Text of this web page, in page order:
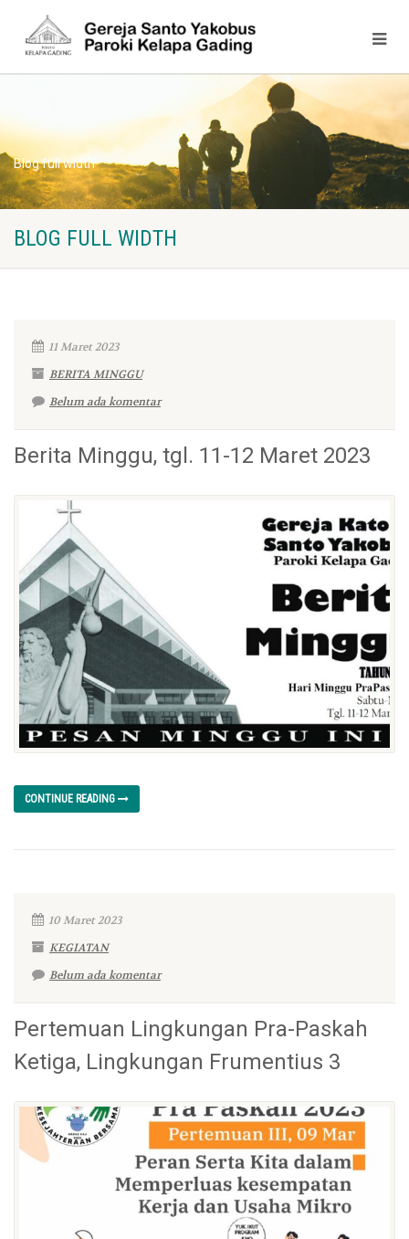
Blog full width
BLOG FULL WIDTH
11 Maret 2023
BERITA MINGGU
Belum ada komentar
Berita Minggu, tgl. 11-12 Maret 2023
CONTINUE READING
10 Maret 2023
KEGIATAN
Belum ada komentar
Pertemuan Lingkungan Pra-Paskah
Ketiga, Lingkungan Frumentius 3